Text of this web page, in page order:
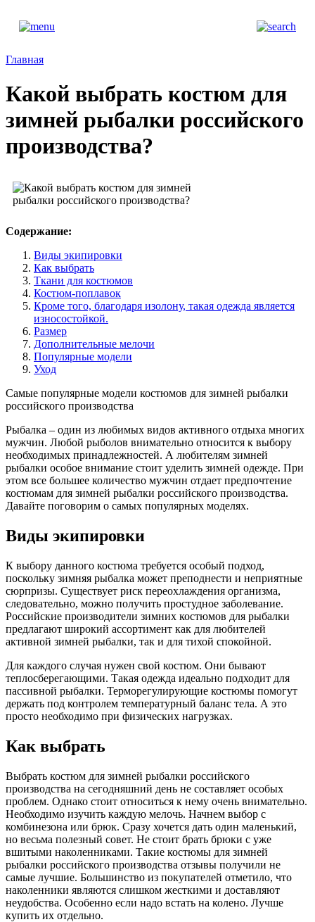
Главная
Какой выбрать костюм для
зимней рыбалки российского
производства?
Содержание:
Виды экипировки
Как выбрать
Ткани для костюмов
Костюм-поплавок
Кроме того, благодаря изолону, такая одежда является
износостойкой.
Размер
Дополнительные мелочи
Популярные модели
Уход
Самые популярные модели костюмов для зимней рыбалки
российского производства
Рыбалка – один из любимых видов активного отдыха многих
мужчин. Любой рыболов внимательно относится к выбору
необходимых принадлежностей. А любителям зимней
рыбалки особое внимание стоит уделить зимней одежде. При
этом все большее количество мужчин отдает предпочтение
костюмам для зимней рыбалки российского производства.
Давайте поговорим о самых популярных моделях.
Виды экипировки
К выбору данного костюма требуется особый подход,
поскольку зимняя рыбалка может преподнести и неприятные
сюрпризы. Существует риск переохлаждения организма,
следовательно, можно получить простудное заболевание.
Российские производители зимних костюмов для рыбалки
предлагают широкий ассортимент как для любителей
активной зимней рыбалки, так и для тихой спокойной.
Для каждого случая нужен свой костюм. Они бывают
теплосберегающими. Такая одежда идеально подходит для
пассивной рыбалки. Терморегулирующие костюмы помогут
держать под контролем температурный баланс тела. А это
просто необходимо при физических нагрузках.
Как выбрать
Выбрать костюм для зимней рыбалки российского
производства на сегодняшний день не составляет особых
проблем. Однако стоит относиться к нему очень внимательно.
Необходимо изучить каждую мелочь. Начнем выбор с
комбинезона или брюк. Сразу хочется дать один маленький,
но весьма полезный совет. Не стоит брать брюки с уже
вшитыми наколенниками. Такие костюмы для зимней
рыбалки российского производства отзывы получили не
самые лучшие. Большинство из покупателей отметило, что
наколенники являются слишком жесткими и доставляют
неудобства. Особенно если надо встать на колено. Лучше
купить их отдельно.